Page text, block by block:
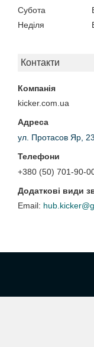
Субота
Неділя
Контакти
kicker.com.ua
ул. Протасов Яр,
+380 (50) 701-90-